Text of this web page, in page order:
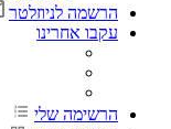
הרשמה לניוזלטר
עקבו אחרינו
הרשימה שלי